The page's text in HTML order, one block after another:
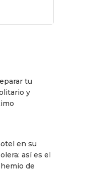
tu
y
en su
así es el
de